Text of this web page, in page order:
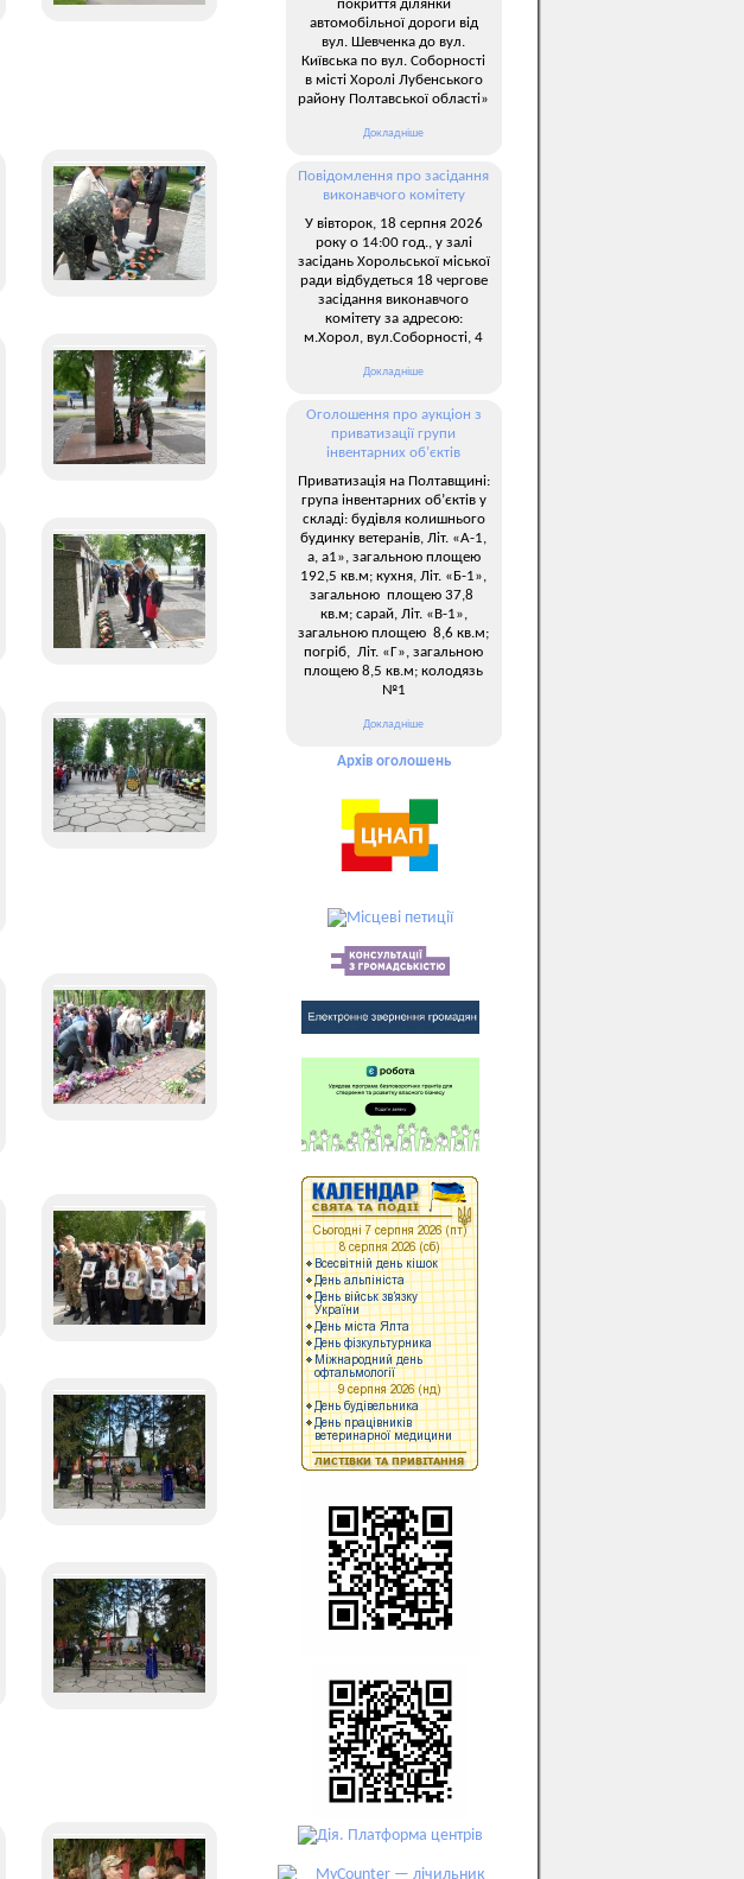
покриття ділянки
автомобільної дороги від
вул. Шевченка до вул.
Київська по вул. Соборності
в місті Хоролі Лубенського
району Полтавської області»
Докладніше
Повідомлення про засідання
виконавчого комітету
У вівторок, 18 серпня 2026
року о 14:00 год., у залі
засідань Хорольської міської
ради відбудеться 18 чергове
засідання виконавчого
комітету за адресою:
м.Хорол, вул.Соборності, 4
Докладніше
Оголошення про аукціон з
приватизації групи
інвентарних об’єктів
Приватизація на Полтавщині:
група інвентарних об’єктів у
складі: будівля колишнього
будинку ветеранів, Літ. «А-1,
а, а1», загальною площею
192,5 кв.м; кухня, Літ. «Б-1»,
загальною площею 37,8
кв.м; сарай, Літ. «В-1»,
загальною площею 8,6 кв.м;
погріб, Літ. «Г», загальною
площею 8,5 кв.м; колодязь
№1
Докладніше
Архів оголошень